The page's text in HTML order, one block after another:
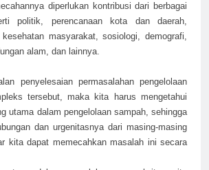
diperlukan kontribusi dari berbagai
politik, perencanaan kota dan daerah,
masyarakat, sosiologi, demografi,
alam, dan lainnya.
penyelesaian permasalahan pengelolaan
tersebut, maka kita harus mengetahui
utama dalam pengelolaan sampah, sehingga
dan urgenitasnya dari masing-masing
kita dapat memecahkan masalah ini secara